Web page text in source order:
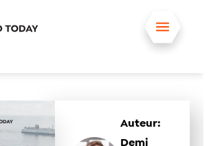
Auteur:
Demi